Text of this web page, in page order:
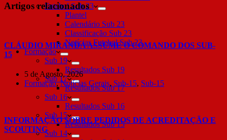
Futebol Sub 23
Plantel
Calendário Sub 23
Classificação Sub 23
Notícias Futebol Sub 23
Formação
Sub 19
Resultados Sub 19
Sub 17
Resultados Sub 17
Sub 16
Resultados Sub 16
Sub 15
Resultados Sub 15
Sub 14
Artigos relacionados
CLÁUDIO MIRANDA ASSUME O COMANDO DOS SUB-
15
5 de Agosto, 2026
Formação,Notícias Gerais, Sub-15, Sub-15
INFORMAÇÃO SOBRE PEDIDOS DE ACREDITAÇÃO E
SCOUTING